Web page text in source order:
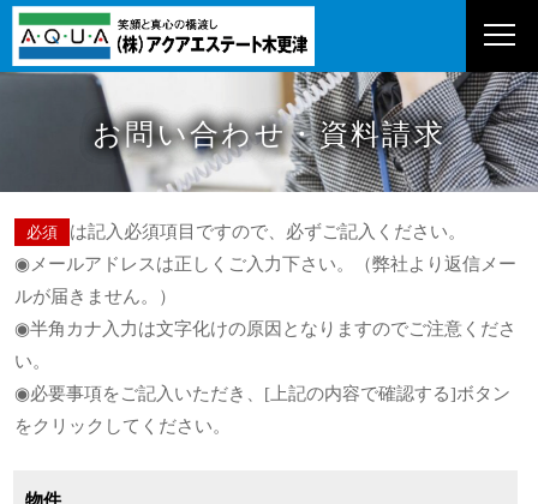
お問い合わせ・資料請求
必須
は記入必須項目ですので、必ずご記入ください。
◉メールアドレスは正しくご入力下さい。（弊社より返信メー
ルが届きません。）
◉半角カナ入力は文字化けの原因となりますのでご注意くださ
い。
◉必要事項をご記入いただき、[上記の内容で確認する]ボタン
をクリックしてください。